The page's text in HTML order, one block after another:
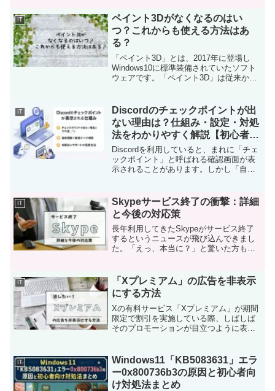
ドが届かないと、手続きが進まず困って
しまいますよね。このよう...
IT
ペイント3Dがなくなるのはい
つ？これからも使える方法はあ
る？
「ペイント3D」とは、2017年に登場し
Windows10に標準装備されていたソフト
ウェアです。「ペイント3D」は従来から
目されていました。しかし、その計画は
途中で中止...
IT
Discordのチェックポイントが出
ない理由は？仕組み・設定・対処
法をわかりやすく解説【初心者向
け】
Discordを利用していると、まれに「チェ
ックポイント」と呼ばれる確認画面が表
示されることがあります。しかし「自分
られるの？」と疑問に感じる人も少なく
ありません。結論...
IT
Skypeサービス終了の衝撃：詳細
と今後の対応策
長年利用してきたSkypeがサービス終了
するというニュースが飛び込んできまし
た。「えっ、本当に？」と驚いた方も多
える存在でしたが、ついに約20年の歴史
に幕を下ろ...
IT
「Xプレミアム」の広告を非表示
にする方法
Xの有料サービス「Xプレミアム」が期間
限定で割引を実施している際、しばしば
そのプロモーションが目立つように表示
既に把握しているために「もう十分だ」
と感じることがあるで...
IT
Windows11「KB5083631」エラ
ー0x800736b3の原因と初心者向
け対処法まとめ